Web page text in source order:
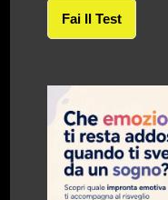
Fai Il Test